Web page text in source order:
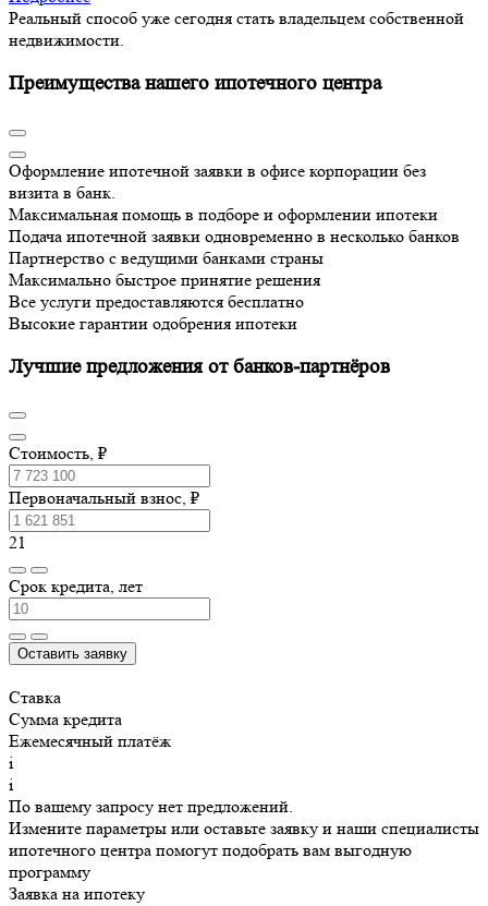
Реальный способ уже сегодня стать владельцем собственной
недвижимости.
Преимущества нашего ипотечного центра
Оформление ипотечной заявки в офисе корпорации без
визита в банк.
Максимальная помощь в подборе и оформлении ипотеки
Подача ипотечной заявки одновременно в несколько банков
Партнерство с ведущими банками страны
Максимально быстрое принятие решения
Все услуги предоставляются бесплатно
Высокие гарантии одобрения ипотеки
Лучшие предложения от банков-партнёров
Стоимость, ₽
Первоначальный взнос, ₽
21
Срок кредита, лет
Оставить заявку
Ставка
Сумма кредита
Ежемесячный платёж
i
i
По вашему запросу нет предложений.
Измените параметры или оставьте заявку и наши специалисты
ипотечного центра помогут подобрать вам выгодную
программу
Заявка на ипотеку